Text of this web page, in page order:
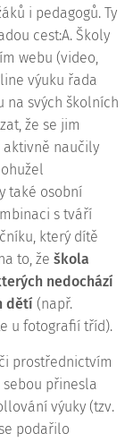
i pedagogů. Ty
cest:A. Školy
webu (video,
výuku řada
na svých školních
že se jim
aktivně naučily
také osobní
s tváří
který dítě
to, že škola
nedochází
dětí (např.
u fotografií tříd).
prostřednictvím
přinesla
výuky (tzv.
podařilo